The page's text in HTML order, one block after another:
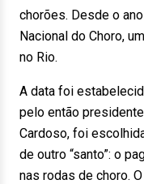
chorões. Desde o
Nacional do Choro,
no Rio.
A data foi
pelo então
Cardoso, foi
de outro “santo”: o
nas rodas de choro.